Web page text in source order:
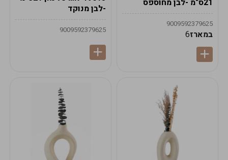
21ס"מ -לבן מחוספס
9009592379625
במארז6
-לבן מנוקד
9009592379625